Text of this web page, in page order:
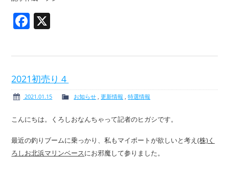
Facebook
2021初売り４
2021.01.15 お知らせ ,更新情報 ,特選情報
こんにちは。くろしおなんちゃって記者のヒガシです。
最近の釣りブームに乗っかり、私もマイボートが欲しいと考え(株)く
ろしお北浜マリンベースにお邪魔して参りました。